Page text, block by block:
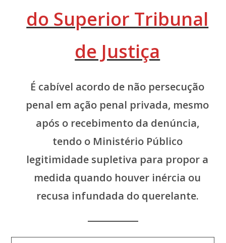
do Superior Tribunal
de Justiça
É cabível acordo de não persecução
penal em ação penal privada, mesmo
após o recebimento da denúncia,
tendo o Ministério Público
legitimidade supletiva para propor a
medida quando houver inércia ou
recusa infundada do querelante.